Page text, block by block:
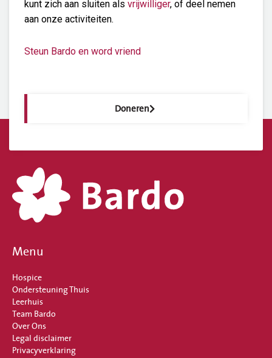
kunt zich aan sluiten als vrijwilliger, of deel nemen
aan onze activiteiten.
Steun Bardo en word vriend
Doneren
Menu
Hospice
Ondersteuning Thuis
Leerhuis
Team Bardo
Over Ons
Legal disclaimer
Privacyverklaring